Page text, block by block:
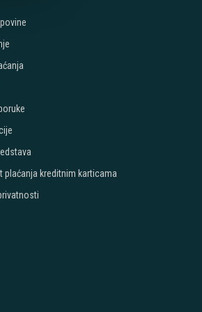
plaćanja kreditnim karticama